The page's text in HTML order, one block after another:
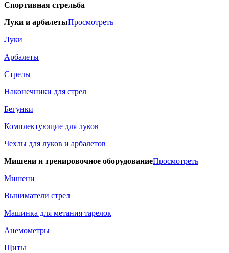
Спортивная стрельба
Луки и арбалетыПросмотреть
Луки
Арбалеты
Стрелы
Наконечники для стрел
Бегунки
Комплектующие для луков
Чехлы для луков и арбалетов
Мишени и тренировочное оборудованиеПросмотреть
Мишени
Выниматели стрел
Машинка для метания тарелок
Анемометры
Щиты